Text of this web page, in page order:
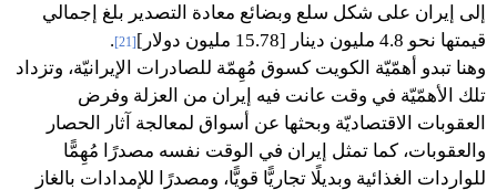
إلى إيران على شكل سلع وبضائع معادة التصدير بلغ إجمالي
قيمتها نحو 4.8 مليون دينار [15.78 مليون دولار]
[21]
.
وهنا تبدو أهمّيّة الكويت كسوق مُهِمّة للصادرات الإيرانيّة، وتزداد
تلك الأهمّيّة في وقت عانت فيه إيران من العزلة وفرض
العقوبات الاقتصاديّة وبحثها عن أسواق لمعالجة آثار الحصار
والعقوبات، كما تمثل إيران في الوقت نفسه مصدرًا مُهِمًّا
للواردات الغذائية وبديلًا تجاريًّا قويًّا، ومصدرًا للإمدادات بالغاز